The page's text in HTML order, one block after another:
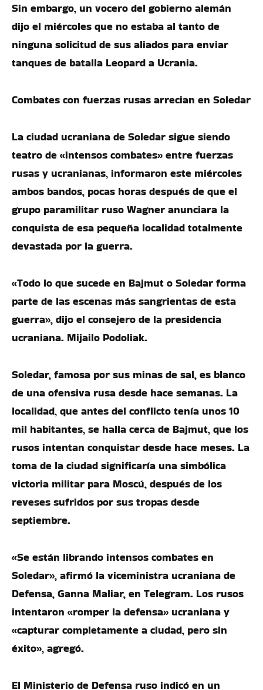
Sin embargo, un vocero del gobierno alemán
dijo el miércoles que no estaba al tanto de
ninguna solicitud de sus aliados para enviar
tanques de batalla Leopard a Ucrania.
Combates con fuerzas rusas arrecian en Soledar
La ciudad ucraniana de Soledar sigue siendo
teatro de «intensos combates» entre fuerzas
rusas y ucranianas, informaron este miércoles
ambos bandos, pocas horas después de que el
grupo paramilitar ruso Wagner anunciara la
conquista de esa pequeña localidad totalmente
devastada por la guerra.
«Todo lo que sucede en Bajmut o Soledar forma
parte de las escenas más sangrientas de esta
guerra», dijo el consejero de la presidencia
ucraniana. Mijailo Podoliak.
Soledar, famosa por sus minas de sal, es blanco
de una ofensiva rusa desde hace semanas. La
localidad, que antes del conflicto tenía unos 10
mil habitantes, se halla cerca de Bajmut, que los
rusos intentan conquistar desde hace meses. La
toma de la ciudad significaría una simbólica
victoria militar para Moscú, después de los
reveses sufridos por sus tropas desde
septiembre.
«Se están librando intensos combates en
Soledar», afirmó la viceministra ucraniana de
Defensa, Ganna Maliar, en Telegram. Los rusos
intentaron «romper la defensa» ucraniana y
«capturar completamente a ciudad, pero sin
éxito», agregó.
El Ministerio de Defensa ruso indicó en un